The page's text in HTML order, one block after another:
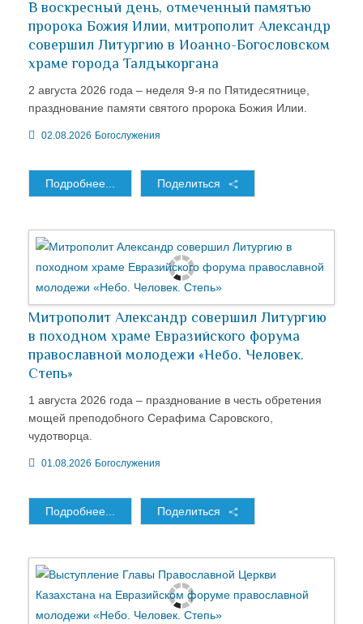
В воскресный день, отмеченный памятью
пророка Божия Илии, митрополит Александр
совершил Литургию в Иоанно-Богословском
храме города Талдыкоргана
2 августа 2026 года – неделя 9-я по Пятидесятнице,
празднование памяти святого пророка Божия Илии.
02.08.2026 Богослужения
Подробнее... Поделиться
Митрополит Александр совершил Литургию
в походном храме Евразийского форума
православной молодежи «Небо. Человек.
Степь»
1 августа 2026 года – празднование в честь обретения
мощей преподобного Серафима Саровского,
чудотворца.
01.08.2026 Богослужения
Подробнее... Поделиться